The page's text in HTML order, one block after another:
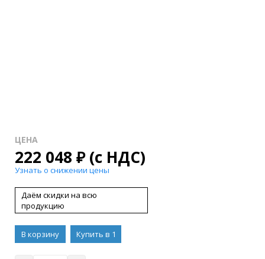
ЦЕНА
222 048 ₽(с НДС)
Узнать о снижении цены
Даём скидки на всю
продукцию
В корзину
Купить в 1